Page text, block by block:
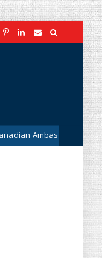
Nickel Meets